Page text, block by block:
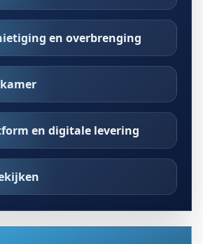
en overbrenging
en digitale levering